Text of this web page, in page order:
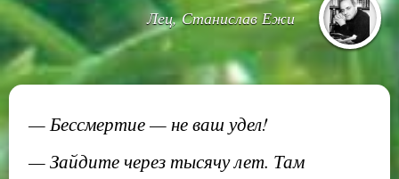
Лец, Станислав Ежи
— Бессмертие — не ваш удел!
— Зайдите через тысячу лет. Там